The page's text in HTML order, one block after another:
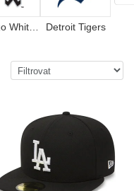
Detroit Tigers